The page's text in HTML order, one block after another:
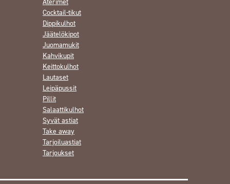
Cocktail-tikut
Dippikulhot
Jäätelökipot
Juomamukit
Kahvikupit
Keittokulhot
Lautaset
Leipäpussit
Pillit
Salaattikulhot
Syvät astiat
Take away
Tarjoiluastiat
Tarjoukset